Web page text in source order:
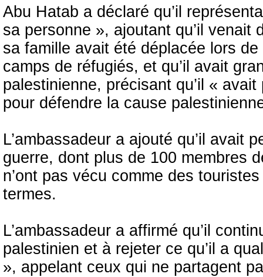
Abu Hatab a déclaré qu’il
sa personne », ajoutant qu’il
sa famille avait été déplacée lors
camps de réfugiés, et qu’il avait
palestinienne, précisant qu’il «
pour défendre la cause
L’ambassadeur a ajouté qu’il avait
guerre, dont plus de 100 membres
n’ont pas vécu comme des
termes.
L’ambassadeur a affirmé qu’il
palestinien et à rejeter ce qu’il a
», appelant ceux qui ne partagent